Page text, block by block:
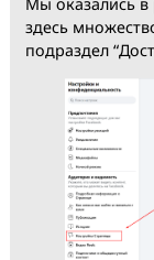
После этого
нажимая по
меню: